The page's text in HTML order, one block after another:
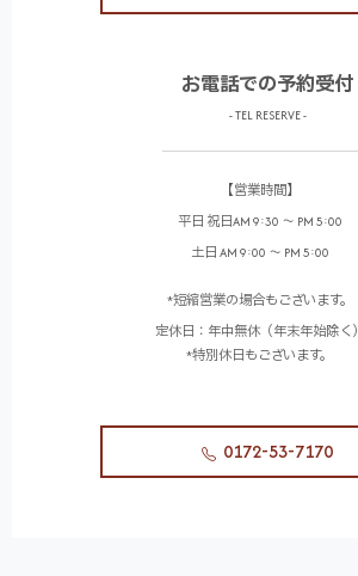
お電話での予約受付
- TEL RESERVE -
【営業時間】
平日 祝日AM 9:30 ～ PM 5:00
土日 AM 9:00 ～ PM 5:00
*短縮営業の場合もございます。
定休日：年中無休（年末年始除く）
*特別休日もございます。
0172-53-7170